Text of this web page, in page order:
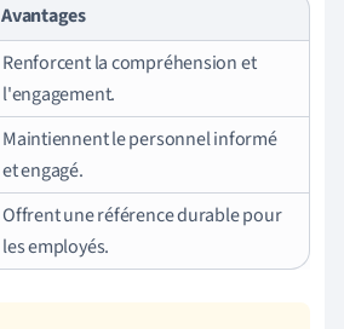
Avantages
Renforcent la compréhension et
l'engagement.
Maintiennent le personnel informé
et engagé.
Offrent une référence durable pour
les employés.